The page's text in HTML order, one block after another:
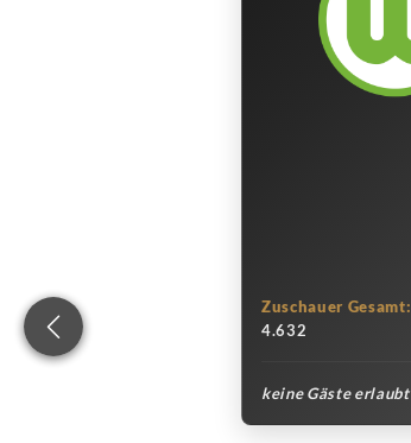
Zuschauer Gesamt:
4.632
keine Gäste erlaubt